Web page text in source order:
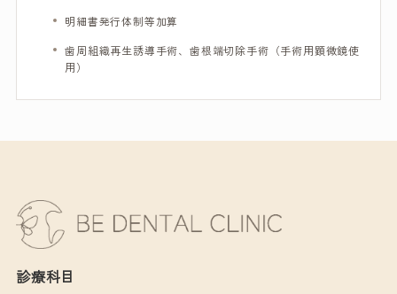
明細書発行体制等加算
歯周組織再生誘導手術、歯根端切除手術（手術用顕微鏡使
用）
診療科目